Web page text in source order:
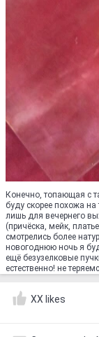
Конечно, топающая с
буду скорее похожа
лишь для вечернего
(причёска, мейк,
смотрелись более
новогоднюю ночь я
ещё безузелковые
естественно! не
XX likes